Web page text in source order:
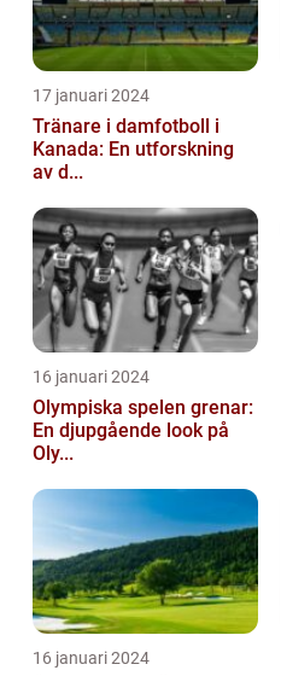
17 januari 2024
Tränare i damfotboll i
Kanada: En utforskning
av d...
16 januari 2024
Olympiska spelen grenar:
En djupgående look på
Oly...
16 januari 2024